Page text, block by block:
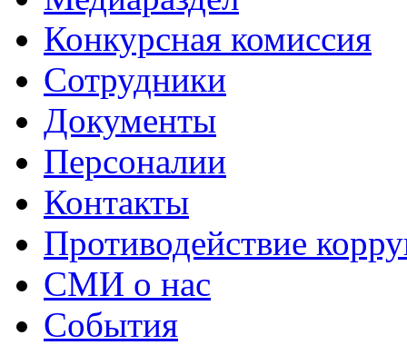
Конкурсная комиссия
Сотрудники
Документы
Персоналии
Контакты
Противодействие
СМИ о нас
События